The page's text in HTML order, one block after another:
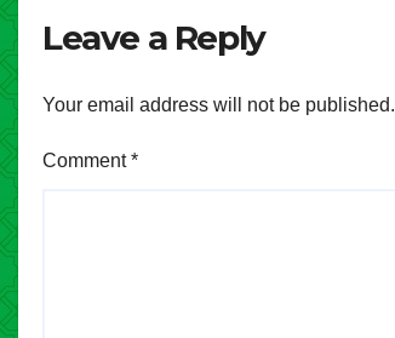
Leave a Reply
Your email address will not be published.
Comment*